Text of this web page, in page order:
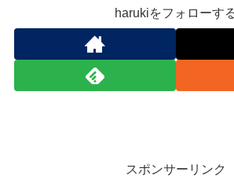
harukiをフォローす
スポンサーリンク